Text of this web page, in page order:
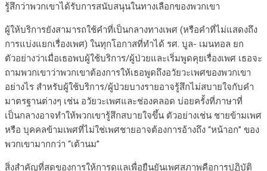
รู้สึกว่าพวกเขาได้รับการสนับสนุนในทางเลือกของพวกเขา
ผู้ให้บริการยังสามารถใช้คำที่เป็นกลางทางเพศ (หรือคำที่ไม่แสดงถึง
การแบ่งแยกเรื่องเพศ) ในทุกโอกาสที่ทำได้ รศ. บูล- เมนทอล ยก
ตัวอย่างว่าเมื่อเธอพบผู้ใช้บริการ/ผู้ป่วยและเริ่มพูดคุยเรื่องเพศ เธอจะ
ถามพวกเขาว่าพวกเขาต้องการให้เธอพูดถึงอวัยวะเพศของพวกเขา
อย่างไร สำหรับผู้ใช้บริการ/ผู้ป่วยบางรายอาจรู้สึกไม่สบายใจกับคำ
มาตรฐานต่างๆ เช่น อวัยวะเพศและช่องคลอด บ่อยครั้งที่ภาษาที่
เป็นกลางอาจทำให้พวกเขารู้สึกสบายใจขึ้น ตัวอย่างเช่น ชายข้ามเพศ
หรือ บุคคลข้ามเพศที่ไม่ใช่เพศชายอาจต้องการอ้างถึง “หน้าอก” ของ
พวกเขามากกว่า “เต้านม”
สิ่งสำคัญที่สุดของการให้การดูแลเพื่อยืนยันเพศสภาพคือการปฏิบัติ